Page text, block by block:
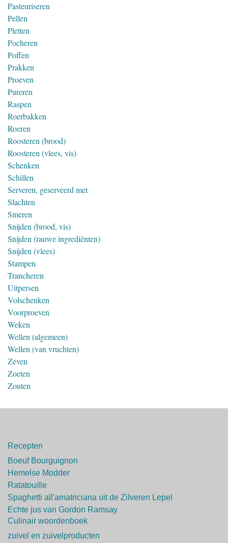
Pasteuriseren
Pellen
Pletten
Pocheren
Poffen
Prakken
Proeven
Pureren
Raspen
Roerbakken
Roeren
Roosteren (brood)
Roosteren (vlees, vis)
Schenken
Schillen
Serveren, geserveerd met
Slachten
Smeren
Snijden (brood, vis)
Snijden (rauwe ingrediënten)
Snijden (vlees)
Stampen
Trancheren
Uitpersen
Volschenken
Voorproeven
Weken
Wellen (algemeen)
Wellen (van vruchten)
Zeven
Zoeten
Zouten
Recepten
Boeuf Bourguignon
Hemelse Modder
Ratatouille
Spaghetti all'amatriciana uit de Zilveren Lepel
Echte jus van Gordon Ramsay
Culinair woordenboek
zuivel en zuivelproducten